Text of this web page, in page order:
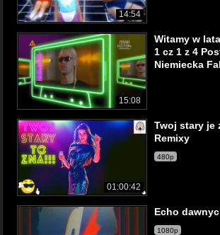
14:54
15:08
Witamy w
1 cz 1 z 4
Niemiecka
01:00:42
Twoj stary je
Remixy
480p
Echo
1080p